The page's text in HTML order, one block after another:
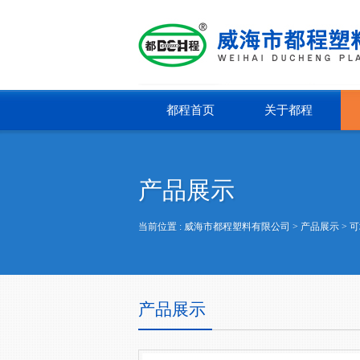
都程首页 关于都程
产品展示
当前位置 : 威海市都程塑料有限公司 > 产品展示 >
产品展示